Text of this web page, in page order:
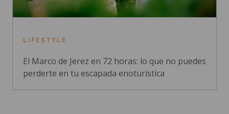
LIFESTYLE
El Marco de Jerez en 72 horas: lo que no puedes
perderte en tu escapada enoturística